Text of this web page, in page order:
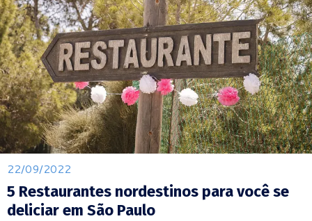
22/09/2022
5 Restaurantes nordestinos para você se
deliciar em São Paulo